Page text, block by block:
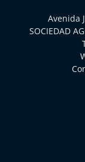
Avenida
SOCIEDAD